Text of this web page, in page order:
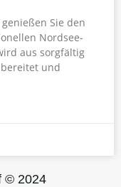
Sie den
Nordsee-
aus sorgfältig
und
© 2024